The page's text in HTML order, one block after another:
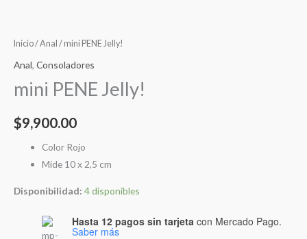
Inicio/Anal / mini PENE Jelly!
Anal, Consoladores
mini PENE Jelly!
$9,900.00
Color Rojo
Mide 10 x 2,5 cm
Disponibilidad: 4 disponibles
Hasta 12 pagos sin tarjeta con Mercado Pago.
Saber más